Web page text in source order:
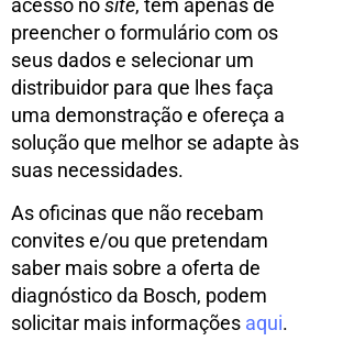
acesso nosite, têm apenas de
preencher o formulário com os
seus dados e selecionar um
distribuidor para que lhes faça
uma demonstração e ofereça a
solução que melhor se adapte às
suas necessidades.
As oficinas que não recebam
convites e/ou que pretendam
saber mais sobre a oferta de
diagnóstico da Bosch, podem
solicitar mais informações aqui.